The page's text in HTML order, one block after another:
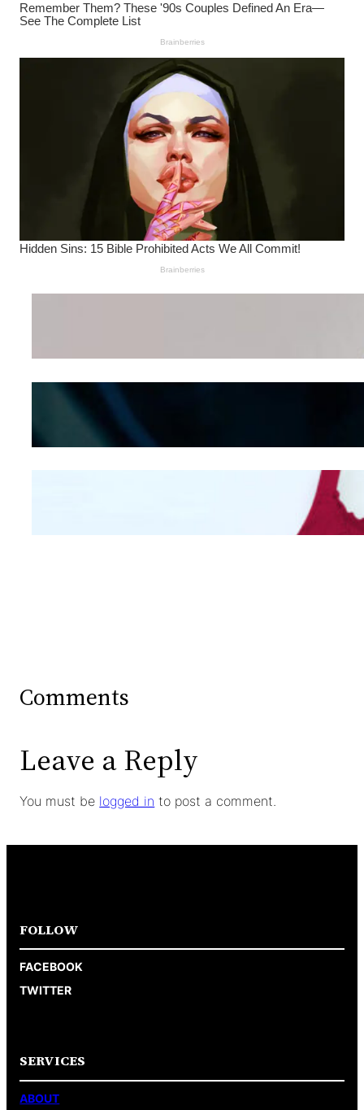
Wanita Pamer Pakaian
Kepribadian
Mengintip Kepribadian
Wanita Dari Warna Bra
Comments
Leave a Reply
You must be logged in to post a comment.
FOLLOW
FACEBOOK
TWITTER
SERVICES
ABOUT